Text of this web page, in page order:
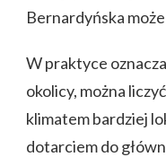
Bernardyńska
W praktyce
okolicy, można
klimatem bardziej
dotarciem do